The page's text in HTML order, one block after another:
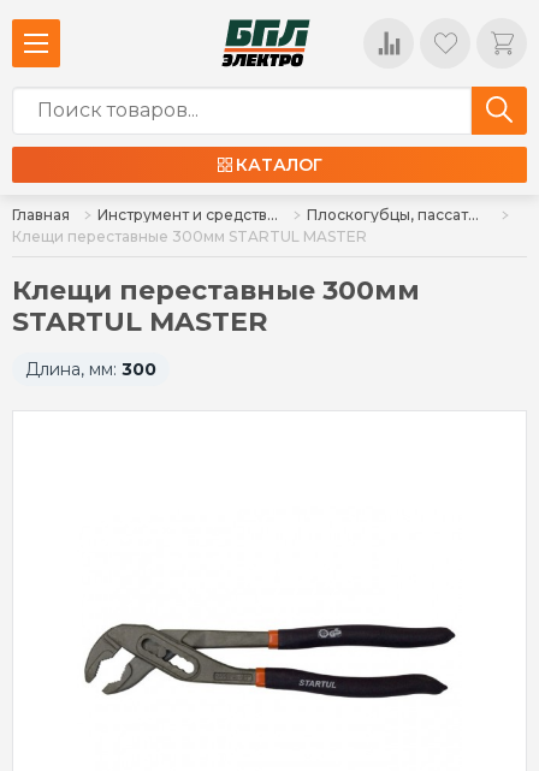
КАТАЛОГ
Главная Инструмент и средства индивидуальной защиты
Плоскогубцы, пассатижы, болторезы
Клещи переставные 300мм STARTUL MASTER
Клещи переставные 300мм
STARTUL MASTER
Длина, мм: 300